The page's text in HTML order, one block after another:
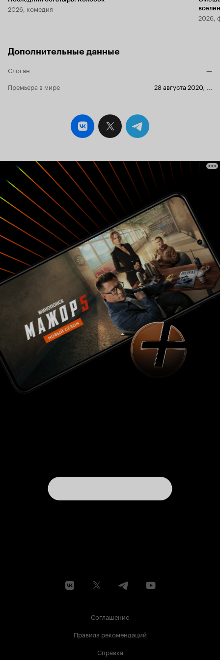
2026, комедия
2026,
Дополнительные данные
Слоган
—
Премьера в мире
28 августа 2020, ...
Соглашение
Правила рекомендаций
Справка